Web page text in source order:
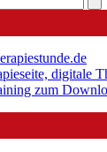
digitale
zum